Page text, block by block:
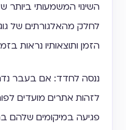
לחלק מהאלגורתים של
הזמן ותוצאותיו נראות
ננסה לחדד: אם בעבר
לזהות אתרים מועדים
פגיעה במיקומים שלהם